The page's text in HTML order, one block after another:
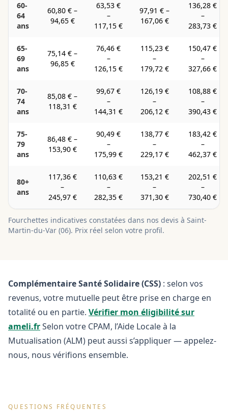
60-
64
ans
60,80 € –
94,65 €
63,53 €
–
117,15 €
97,91 € –
167,06 €
136,28 €
–
283,73 €
65-
69
ans
75,14 € –
96,85 €
76,46 €
–
126,15 €
115,23 €
–
179,72 €
150,47 €
–
327,66 €
70-
74
ans
85,08 € –
118,31 €
99,67 €
–
144,31 €
126,19 €
–
206,12 €
108,88 €
–
390,43 €
75-
79
ans
86,48 € –
153,90 €
90,49 €
–
175,99 €
138,77 €
–
229,17 €
183,42 €
–
462,37 €
80+
ans
117,36 €
–
245,97 €
110,63 €
–
282,35 €
153,21 €
–
371,30 €
202,51 €
–
730,40 €
Fourchettes indicatives constatées dans nos devis à Saint-
Martin-du-Var (06). Prix réel selon votre profil.
Complémentaire Santé Solidaire (CSS) : selon vos
revenus, votre mutuelle peut être prise en charge en
totalité ou en partie. Vérifier mon éligibilité sur
ameli.frSelon votre CPAM, l’Aide Locale à la
Mutualisation (ALM) peut aussi s’appliquer — appelez-
nous, nous vérifions ensemble.
QUESTIONS FRÉQUENTES